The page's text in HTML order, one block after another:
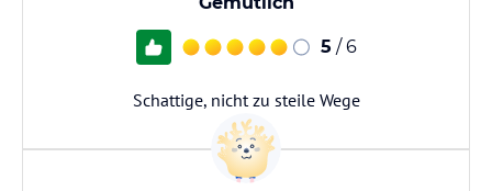
5 / 6
Schattige, nicht zu steile Wege